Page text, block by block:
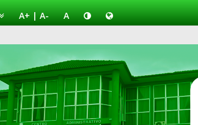
A+|A- A